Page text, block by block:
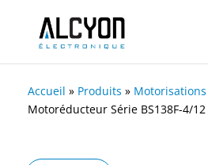
Accueil » Produits » Motorisations
Motoréducteur Série BS138F-4/